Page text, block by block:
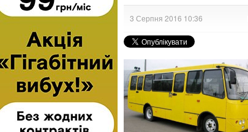
3 Серпня 2016 10:36